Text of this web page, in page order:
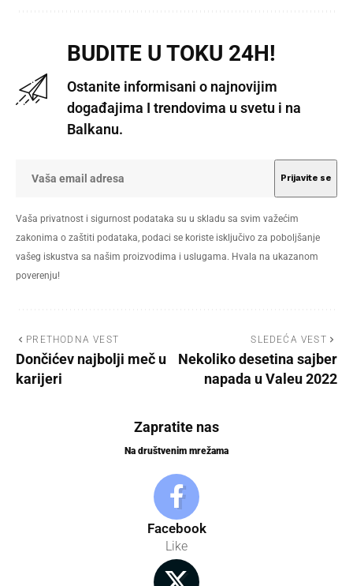
BUDITE U TOKU 24H!
Ostanite informisani o najnovijim
događajima I trendovima u svetu i na
Balkanu.
Vaša privatnost i sigurnost podataka su u skladu sa svim važećim
zakonima o zaštiti podataka, podaci se koriste isključivo za poboljšanje
vašeg iskustva sa našim proizvodima i uslugama. Hvala na ukazanom
poverenju!
PRETHODNA VEST
Dončićev najbolji meč u
karijeri
SLEDEĆA VEST
Nekoliko desetina sajber
napada u Valeu 2022
Zapratite nas
Na društvenim mrežama
Facebook
Like